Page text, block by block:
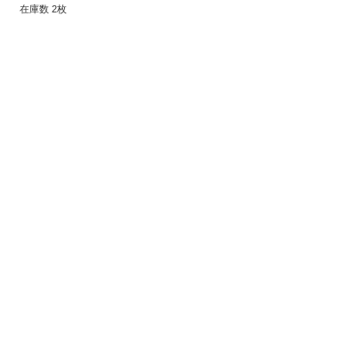
P】{OP09-118}
在庫数 2枚